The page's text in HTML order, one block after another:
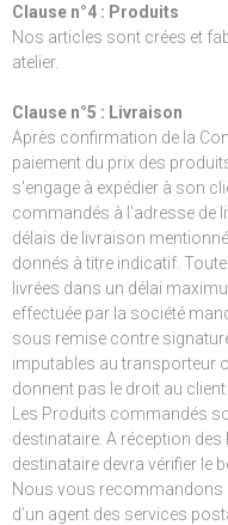
Clause n°4 : Produits
Nos articles sont crées et
atelier.
Clause n°5 : Livraison
Après confirmation de la
paiement du prix des
s'engage à expédier à son
commandés à l'adresse de
délais de livraison
donnés à titre indicatif.
livrées dans un délai
effectuée par la société
sous remise contre
imputables au transporteur
donnent pas le droit au
Les Produits commandés
destinataire. A réception
destinataire devra vérifier le
Nous vous recommandons
d’un agent des services